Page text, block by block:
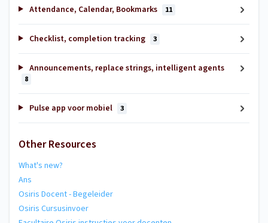
Attendance, Calendar, Bookmarks 11
Checklist, completion tracking 3
Announcements, replace strings, intelligent agents
8
Pulse app voor mobiel 3
Other Resources
What's new?
Ans
Osiris Docent - Begeleider
Osiris Cursusinvoer